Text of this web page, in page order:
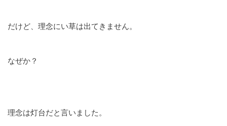
だけど、理念にい草は出てきません。
なぜか？
理念は灯台だと言いました。